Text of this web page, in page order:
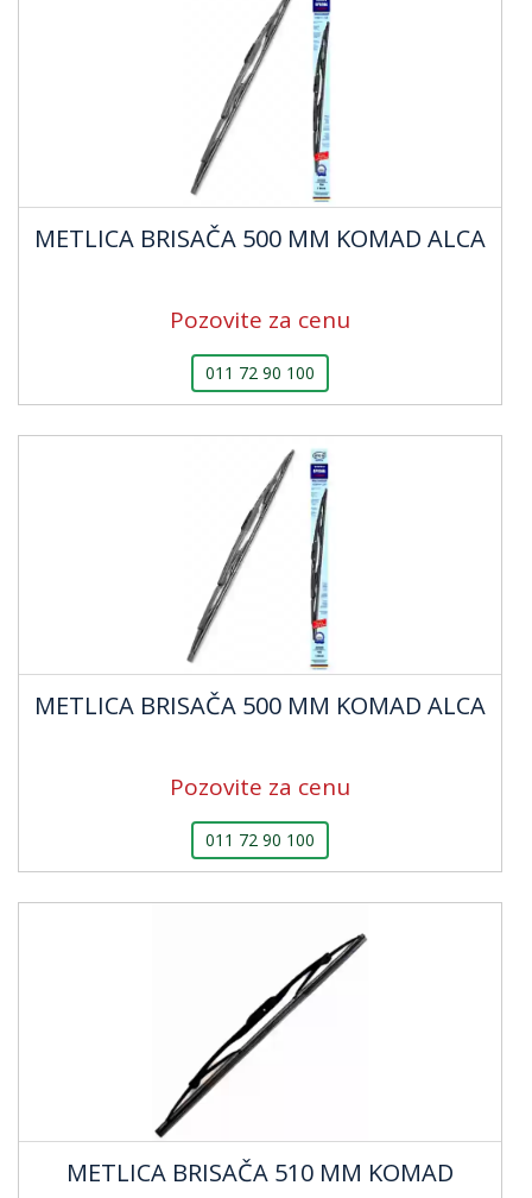
METLICA BRISAČA 500 MM KOMAD ALCA
Pozovite za cenu
011 72 90 100
METLICA BRISAČA 500 MM KOMAD ALCA
Pozovite za cenu
011 72 90 100
METLICA BRISAČA 510 MM KOMAD